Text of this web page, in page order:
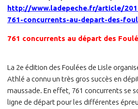
http://www.ladepeche.fr/article/
761-concurrents-au-depart-des-
761 concurrents au départ des
La 2e édition des Foulées de Lisle
Athlé a connu un très gros succès en
maussade. En effet, 761 concurrents se
ligne de départ pour les différentes